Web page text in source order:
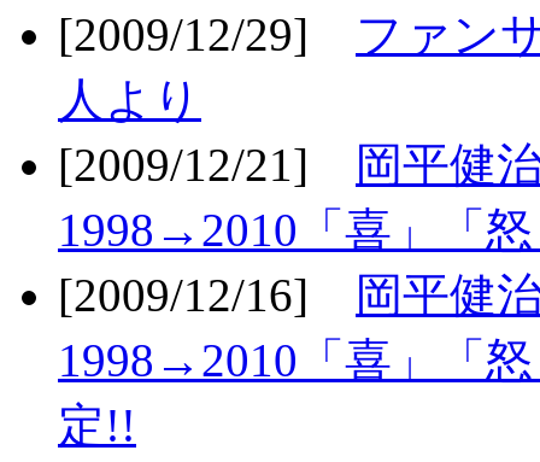
[2009/12/29] ファン
人より
[2009/12/21]
岡平健
1998→2010「喜」「
[2009/12/16]
岡平健
1998→2010「喜」「
定!!